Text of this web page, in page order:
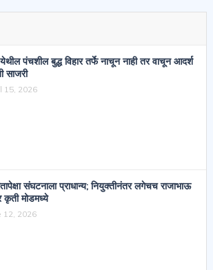
येथील पंचशील बुद्ध विहार तर्फे नाचून नाही तर वाचून आदर्श
साजरी
15, 2026
संघटनाला प्राधान्य; नियुक्तीनंतर लगेचच राजाभाऊ
कृती मोडमध्ये
12, 2026